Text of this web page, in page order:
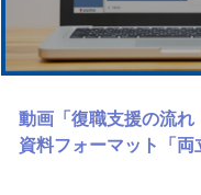
動画「復職支援の流れ
資料フォーマット「両